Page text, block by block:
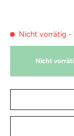
Nicht vorrätig -
Nicht